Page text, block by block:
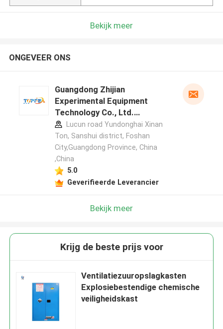
Bekijk meer
ONGEVEER ONS
Guangdong Zhijian
Experimental Equipment
Technology Co., Ltd.
fabrikant profiel
Lucun road Yundonghai Xinan
Ton, Sanshui district, Foshan
City,Guangdong Province, China
,China
5.0
Geverifieerde Leverancier
Bekijk meer
Krijg de beste prijs voor
Ventilatiezuuropslagkasten
Explosiebestendige chemische
veiligheidskast